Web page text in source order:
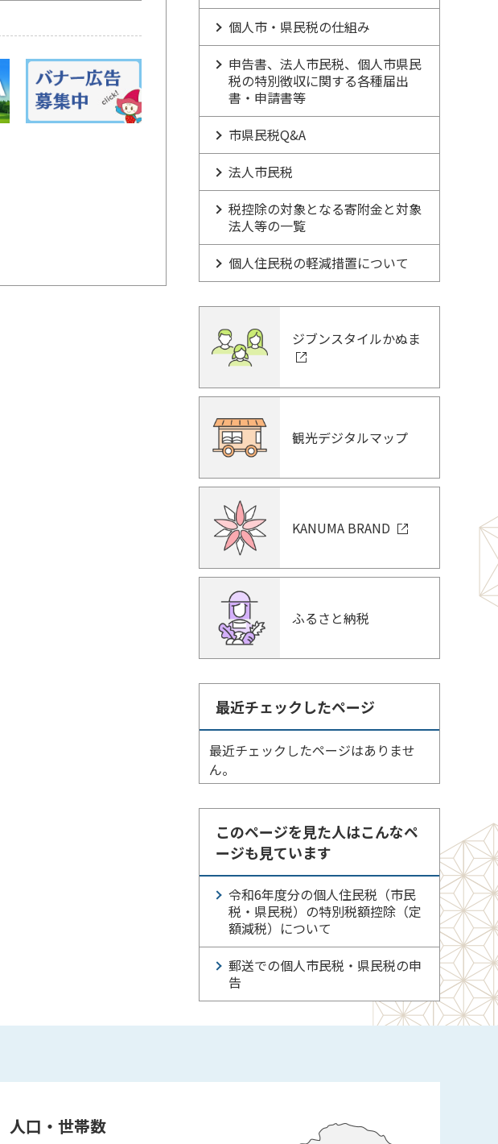
個人市・県民税の仕組み
申告書、法人市民税、個人市県民
税の特別徴収に関する各種届出
書・申請書等
市県民税Q&A
法人市民税
税控除の対象となる寄附金と対象
法人等の一覧
個人住民税の軽減措置について
ジブンスタイルかぬま
観光デジタルマップ
KANUMA BRAND
ふるさと納税
最近チェックしたページ
最近チェックしたページはありませ
ん。
このページを見た人はこんなペ
ージも見ています
令和6年度分の個人住民税（市民
税・県民税）の特別税額控除（定
額減税）について
郵送での個人市民税・県民税の申
告
人口・世帯数